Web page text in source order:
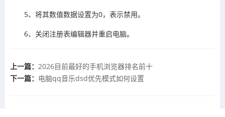
5、将其数值数据设置为0，表示禁用。
6、关闭注册表编辑器并重启电脑。
上一篇： 2026目前最好的手机浏览器排名前十
下一篇： 电脑qq音乐dsd优先模式如何设置